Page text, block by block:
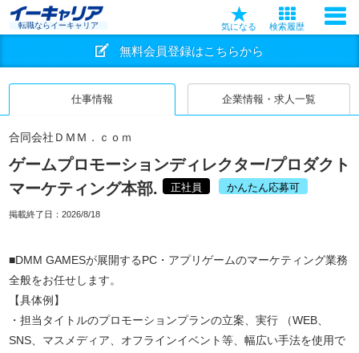
転職ならイーキャリア 気になる 検索履歴
無料会員登録はこちらから
仕事情報 企業情報・求人一覧
合同会社ＤＭＭ．ｃｏｍ
ゲームプロモーションディレクター/プロダクト
マーケティング本部.
正社員 かんたん応募可
掲載終了日： 2026/8/18
■DMM GAMESが展開するPC・アプリゲームのマーケティング業務
全般をお任せします。
【具体例】
・担当タイトルのプロモーションプランの立案、実行 （WEB、
SNS、マスメディア、オフラインイベント等、幅広い手法を使用で